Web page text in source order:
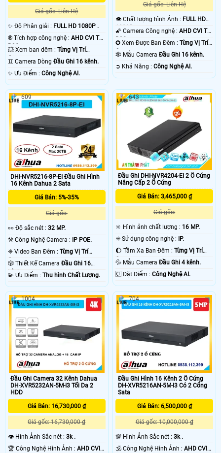
Giá gốc: Liên Hệ
✨ Độ Phân giải : FULL HD 1080P .
®️ Tích hợp công nghệ : AHD CVI TVI
BCS.
💥 Xem ban đêm : Từng Vị Trí
Camera .
♊ Camera Dòng Đầu Ghi 16 kênh.
️✨ Ưu Điểm : Công Nghệ AI.
Giá gốc: Liên Hệ
👁 Chất lượng hình Ảnh : FULL HD
1080P .
🌠 Camera Công nghệ :AHD CVI TVI
BCS.
✪ Xem Được Ban Đêm :Từng Vị Trí
Camera .
🕸️ Mẫu CameraĐầu Ghi 16 kênh.
️➲ Khả Năng :Công Nghệ AI.
DHI-NVR5216-8P-EI Đầu Ghi Hình
16 Kênh Dahua 2 Sata
Giá Bán: 5%-35%
Giá gốc:
️👀 Độ sắc nét : 32 MP.
⚒ Công Nghệ Camera :
IP POE.
❈ Video Ban Đêm : Từng Vị Trí
Camera .
🎲 Thiết Kế Camera Đầu Ghi 16
kênh.
️💫 Ưu Điểm : Thu hình Chất Lượng.
609
Đầu Ghi DHI-NVR4204-EI 2 Ổ Cứng
Nâng Cấp 2 Ổ Cứng
Giá Bán: 3,465,000 ₫
Giá gốc:
🔆 Hình ảnh chất lượng : 16 MP.
✳️ Sử dụng công nghệ :
IP.
🌔 Tầm Xa Ban Đêm :Từng Vị Trí
Camera .
💦 Mẫu CameraĐầu Ghi 4 kênh.
️🆑 Đặt Điểm :Công Nghệ AI.
643
Đầu Ghi Camera 32 Kênh Dahua
DH-XVR5232AN-5M-I3 Tối Da 2
HDD
Giá Bán: 16,730,000 ₫
Giá gốc: 16,730,000 ₫
👁 Hình Ảnh Sắc nét : 3k .
🏆 Công Nghệ Hình Ảnh : AHD CVI
1004
Đầu Ghi Hình 16 Kênh 2 Ổ Cứng
DH-XVR5216AN-5M-I3 Có 2 Cổng
Sata
Giá Bán: 6,500,000 ₫
Giá gốc: 10,000,000 ₫
💯 Hình Ảnh Sắc nét :3k .
🕉️ Công Nghệ Hình Ảnh :AHD CVI
704